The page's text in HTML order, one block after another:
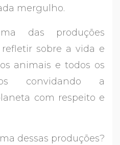
mergulho.
das produções
sobre a vida e
animais e todos os
convidando a
com respeito e
dessas produções?